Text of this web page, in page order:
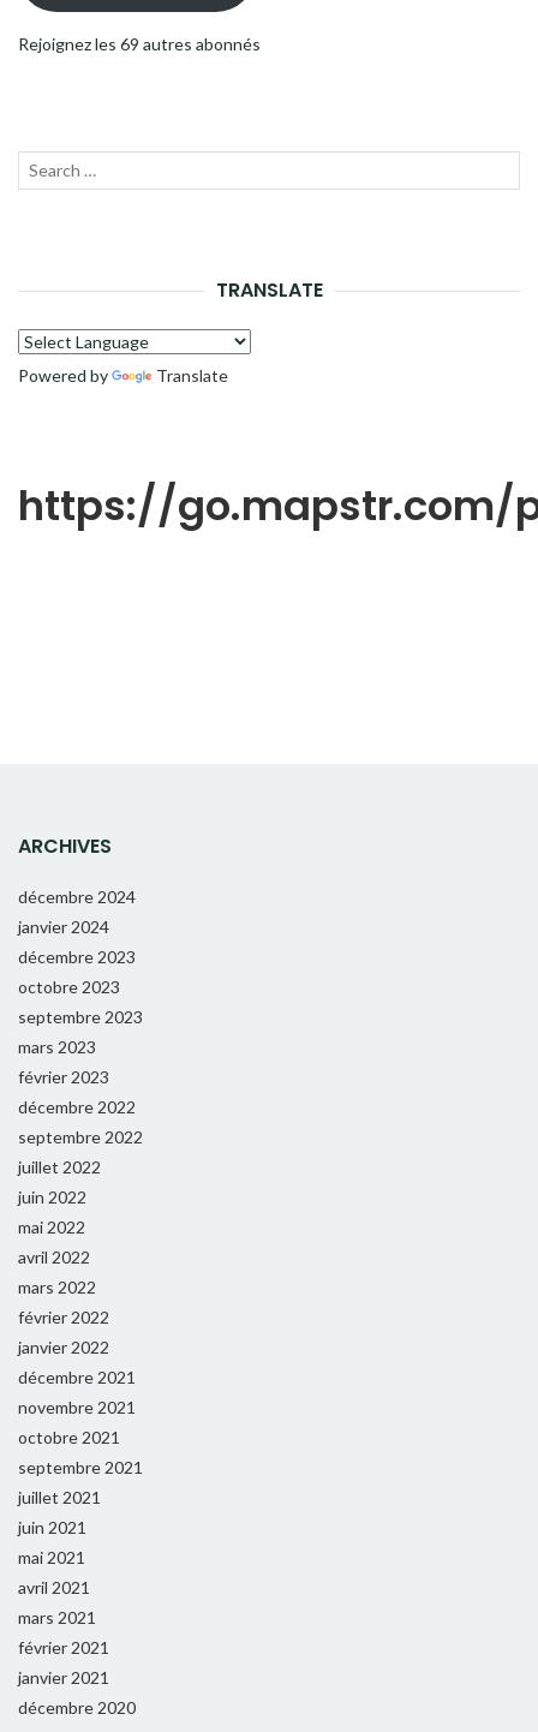
Rejoignez les 69 autres abonnés
Recherche
TRANSLATE
Powered by Translate
https://go.mapstr.com/
ARCHIVES
décembre 2024
janvier 2024
décembre 2023
octobre 2023
septembre 2023
mars 2023
février 2023
décembre 2022
septembre 2022
juillet 2022
juin 2022
mai 2022
avril 2022
mars 2022
février 2022
janvier 2022
décembre 2021
novembre 2021
octobre 2021
septembre 2021
juillet 2021
juin 2021
mai 2021
avril 2021
mars 2021
février 2021
janvier 2021
décembre 2020